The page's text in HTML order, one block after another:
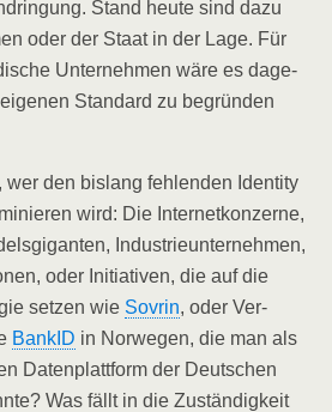
Stand heu­te sind dazu
oder der Staat in der Lage. Für
Unter­neh­men wäre es dage­
Stan­dard zu begrün­den
wer den bis­lang feh­len­den Iden­ti­ty
wird: Die Inter­net­kon­zer­ne,
Indus­trie­un­ter­neh­men,
oder Initia­ti­ven, die auf die
set­zen wie Sovrin, oder Ver­
BankID in Nor­we­gen, die man als
Daten­platt­form der Deut­schen
Was fällt in die Zustän­dig­keit